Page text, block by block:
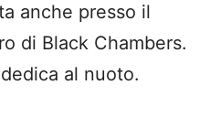
anche presso il
di Black Chambers.
al nuoto.